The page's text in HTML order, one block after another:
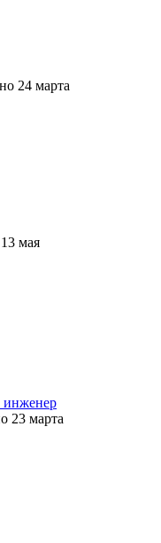
24 марта
13 мая
инженер
23 марта